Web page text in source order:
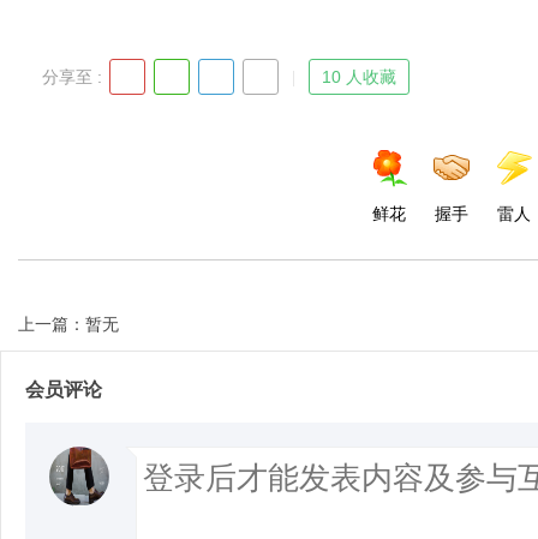
分享至 : 10 人收藏
鲜花 握手 雷人
上一篇：暂无
会员评论